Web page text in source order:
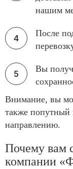
нашим
После
Вы
Внимание, вы
также попутный
направлению.
Почему вам
компании